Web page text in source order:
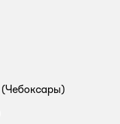
(Чебоксары)